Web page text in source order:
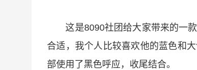
这是8090社团给大家带来的一款
合适，我个人比较喜欢他的蓝色和
部使用了黑色呼应，收尾结合。